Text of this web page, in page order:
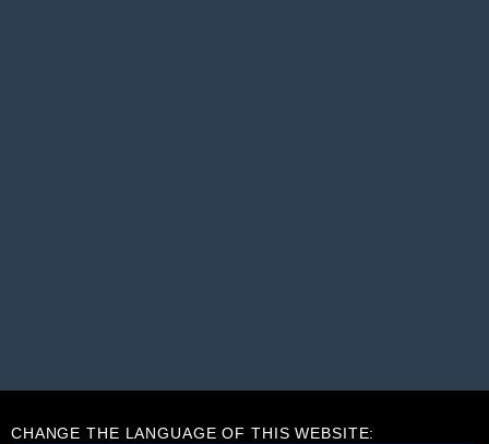
CHANGE THE LANGUAGE OF THIS WEBSITE: